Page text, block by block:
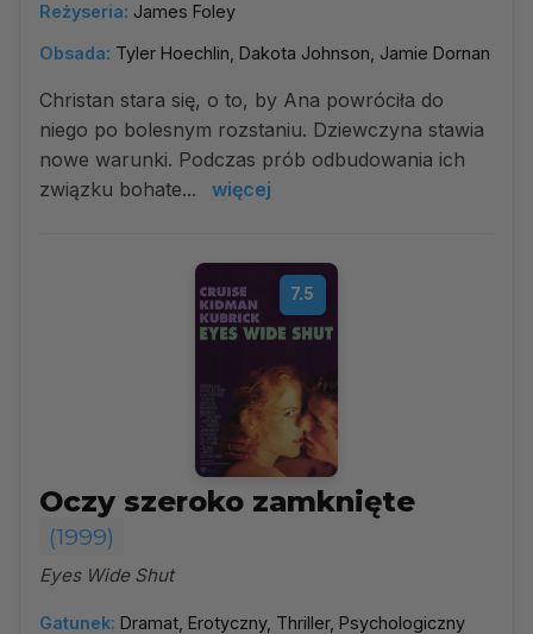
Reżyseria: James Foley
Obsada: Tyler Hoechlin, Dakota Johnson, Jamie Dornan
Christan stara się, o to, by Ana powróciła do
niego po bolesnym rozstaniu. Dziewczyna stawia
nowe warunki. Podczas prób odbudowania ich
związku bohate...
więcej
7.5
Oczy szeroko zamknięte
(1999)
Eyes Wide Shut
Gatunek: Dramat, Erotyczny, Thriller, Psychologiczny